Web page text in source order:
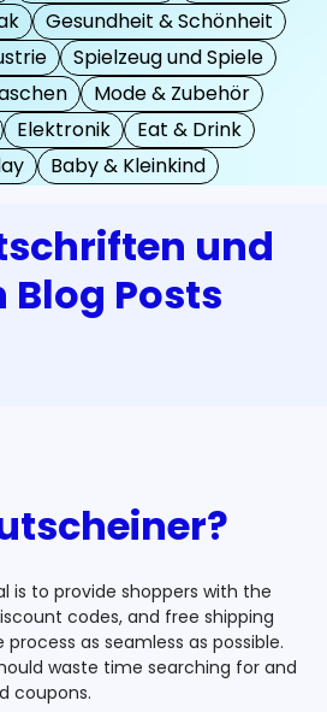
Gesundheit & Schönheit
Spielzeug und Spiele
Mode & Zubehör
Elektronik
Eat & Drink
Baby & Kleinkind
und
Posts
is to provide shoppers with the
codes, and free shipping
as seamless as possible.
waste time searching for and
coupons.